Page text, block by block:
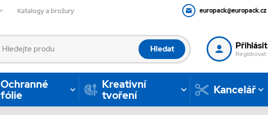
Katalogy a brožury europack@europack.cz
Hledat Přihlásit
Registrovat
Ochranné
fólie
Kreativní
tvoření
Kancelář